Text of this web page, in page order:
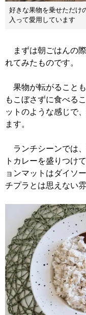
好きな果物を乗せただけ
入って愛用しています
まずは朝ごはんの
れてみたものです。
果物が転がること
もこぼさずに食べる
ットのような感じで
ます。
ランチシーンでは
トカレーを盛りつけ
ョンマットはダイソ
チプラとは思えない